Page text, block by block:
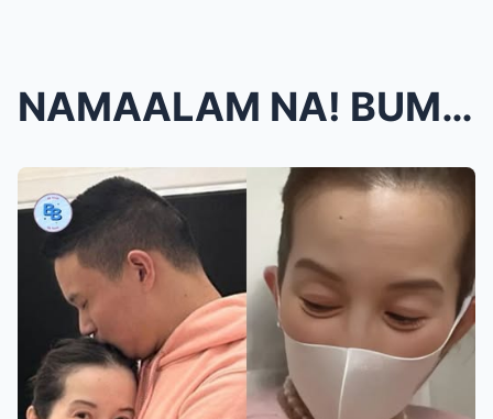
NAMAALAM NA! BUMUHOS ANG LUHA NG PAMILYA NI KRIS A...